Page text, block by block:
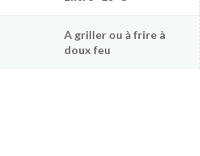
A griller ou à frire à
doux feu